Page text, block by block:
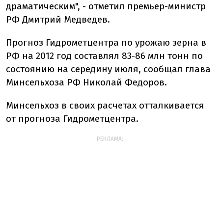
драматическим", - отметил премьер-министр
РФ Дмитрий Медведев.
Прогноз Гидрометцентра по урожаю зерна в
РФ на 2012 год составлял 83-86 млн тонн по
состоянию на середину июля, сообщал глава
Минсельхоза РФ Николай Федоров.
Минсельхоз в своих расчетах отталкивается
от прогноза Гидрометцентра.
РЕКЛАМА: